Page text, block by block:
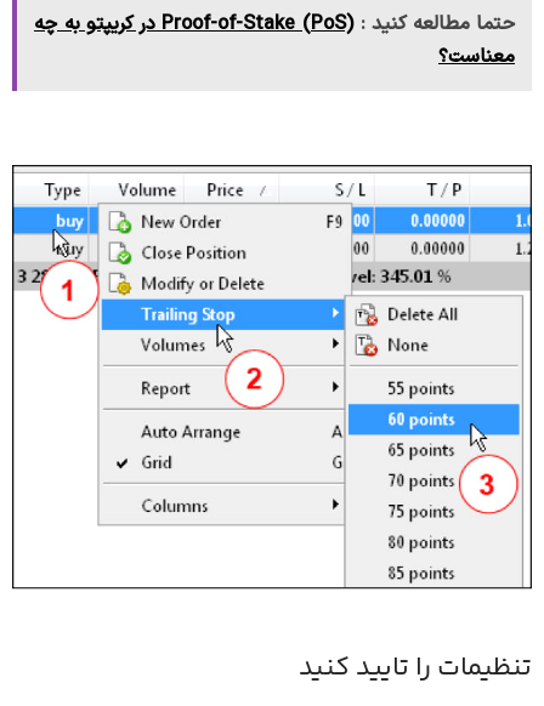
حتما مطالعه کنید :
Proof-of-Stake (PoS) در کریپتو به چه
معناست؟
تنظیمات را تایید کنید